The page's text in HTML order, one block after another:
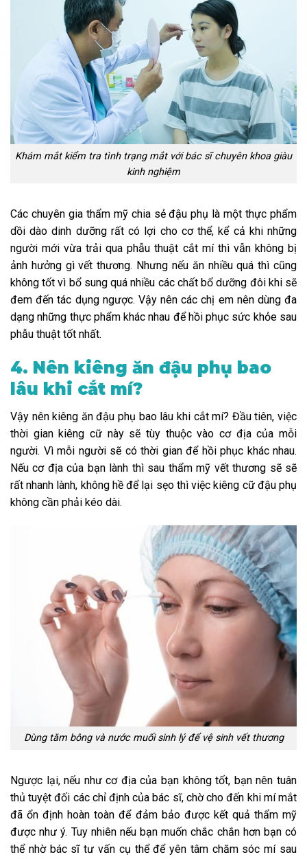
Khám mắt kiểm tra tình trạng mắt với bác sĩ chuyên khoa giàu
kinh nghiệm
Các chuyên gia thẩm mỹ chia sẻ đậu phụ là một thực phẩm
dồi dào dinh dưỡng rất có lợi cho cơ thể, kể cả khi những
người mới vừa trải qua phẫu thuật cắt mí thì vẫn không bị
ảnh hưởng gì vết thương. Nhưng nếu ăn nhiều quá thì cũng
không tốt vì bổ sung quá nhiều các chất bổ dưỡng đôi khi sẽ
đem đến tác dụng ngược. Vậy nên các chị em nên dùng đa
dạng những thực phẩm khác nhau để hồi phục sức khỏe sau
phẫu thuật tốt nhất.
4. Nên kiêng ăn đậu phụ bao
lâu khi cắt mí?
Vậy nên kiêng ăn đậu phụ bao lâu khi cắt mí? Đầu tiên, việc
thời gian kiêng cữ này sẽ tùy thuộc vào cơ địa của mỗi
người. Vì mỗi người sẽ có thời gian để hồi phục khác nhau.
Nếu cơ địa của bạn lành thì sau thẩm mỹ vết thương sẽ sẽ
rất nhanh lành, không hề để lại sẹo thì việc kiêng cữ đậu phụ
không cần phải kéo dài.
Dùng tăm bông và nước muối sinh lý để vệ sinh vết thương
Ngược lại, nếu như cơ địa của bạn không tốt, bạn nên tuân
thủ tuyệt đối các chỉ định của bác sĩ, chờ cho đến khi mí mắt
đã ổn định hoàn toàn để đảm bảo được kết quả thẩm mỹ
được như ý. Tuy nhiên nếu bạn muốn chắc chắn hơn bạn có
thể nhờ bác sĩ tư vấn cụ thể để yên tâm chăm sóc mí sau